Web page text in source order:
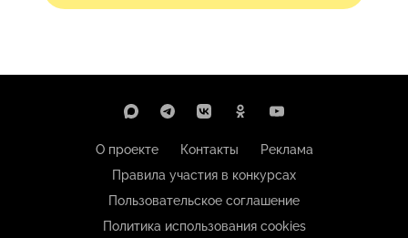
О проекте Контакты
Реклама
Правила участия в конкурсах
Пользовательское соглашение
Политика использования cookies